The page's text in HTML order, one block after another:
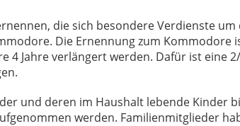
die sich besondere Verdienste um
Die Ernennung zum Kommodore
4 Jahre verlängert werden. Dafür ist eine
und deren im Haushalt lebende Kinder
werden. Familienmitglieder